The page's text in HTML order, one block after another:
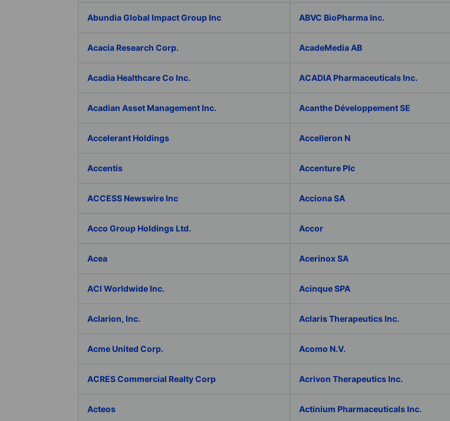
Abundia Global Impact Group Inc ABVC BioPharma Inc.
Acacia Research Corp. AcadeMedia AB
Acadia Healthcare Co Inc. ACADIA Pharmaceuticals Inc.
Acadian Asset Management Inc. Acanthe Développement SE
Accelerant Holdings Accelleron N
Accentis Accenture Plc
ACCESS Newswire Inc Acciona SA
Acco Group Holdings Ltd. Accor
Acea Acerinox SA
ACI Worldwide Inc. Acinque SPA
Aclarion, Inc. Aclaris Therapeutics Inc.
Acme United Corp. Acomo N.V.
ACRES Commercial Realty Corp Acrivon Therapeutics Inc.
Acteos Actinium Pharmaceuticals Inc.